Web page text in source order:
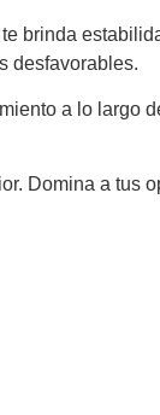
brinda
desfavorables.
a lo largo
Domina a tus